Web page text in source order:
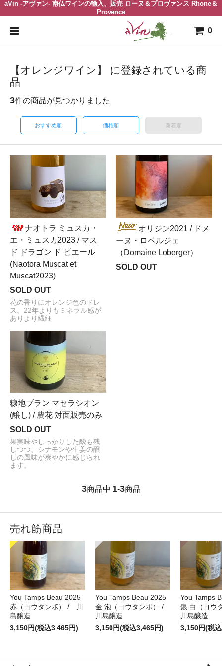
aVin -アヴァン- 南仏ワインの輸入、販売 ローヌ＆プロヴァンス Rhone＆
Provence
0
【オレンジワイン】 に登録されている商
品
3件の商品が見つかりました
おすすめ順 価格順 新着順
ナオトラ ミュスカ・
エ・ミュスカ2023 / マス
ド ドラゴン ド ピエール
(Naotora Muscat et
Muscat2023)
SOLD OUT
花の香りにオレンジ色のドレ
ス。22年よりもミネラル感が
ありより繊細
オリジン2021 / ドメ
ーヌ・ロベルジェ
（Domaine Loberger）
SOLD OUT
糠地ブラン マセラシオン
(醸し) / 農花 対面販売のみ
SOLD OUT
果実味やしっかりした酸も残
しつつ、シナモンや生姜の醸
しの風味が爽やかに感じられ
ます。
3商品中 1-3商品
売れ筋商品
You Tamps Beau 2025
赤（ヨウタンボ） / 川
島醸造
3,150円(税込3,465円)
You Tamps Beau 2025
金 泡（ヨウタンボ） /
川島醸造
3,150円(税込3,465円)
You Tamps
銀 白（ヨ
川島醸造
3,150円(税